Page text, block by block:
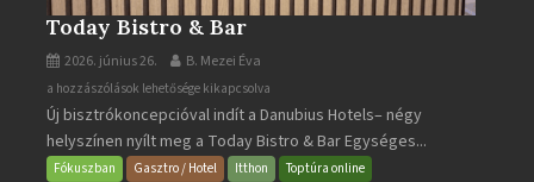
Today Bistro & Bar
2026. június 26. B. Mezei Éva
Today
Bistro
&
Bar
a hozzászólások lehetősége kikapcsolva
Új bisztrókoncepcióval indít a Danubius Hotels– négy
helyszínen nyílt meg a Today Bistro & Bar Egységes...
Fókuszban Gasztro / Hotel Itthon Toptúra online